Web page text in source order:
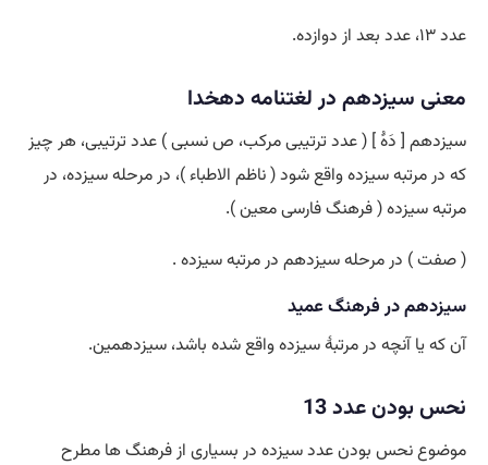
عدد ۱۳، عدد بعد از دوازده.
معنی سیزدهم در لغتنامه دهخدا
سیزدهم [ دَهَُ ] ( عدد ترتیبی مرکب، ص نسبی ) عدد ترتیبی، هر چیز
که در مرتبه سیزده واقع شود ( ناظم الاطباء )، در مرحله سیزده، در
مرتبه سیزده ( فرهنگ فارسی معین ).
( صفت ) در مرحله سیزدهم در مرتبه سیزده .
سیزدهم در فرهنگ عمید
آن که یا آنچه در مرتبۀ سیزده واقع شده باشد، سیزدهمین.
نحس بودن عدد 13
موضوع نحس بودن عدد سیزده در بسیاری از فرهنگ ها مطرح